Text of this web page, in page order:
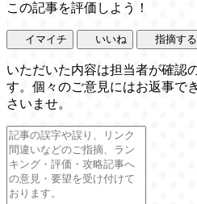
この記事を評価しよう！
イマイチ いいね 指摘する
いただいた内容は担当者が確認
す。個々のご意見にはお返事で
さいませ。